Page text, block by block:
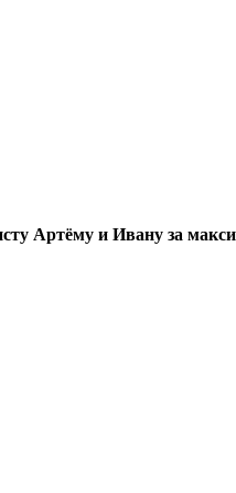
Артёму и Ивану за